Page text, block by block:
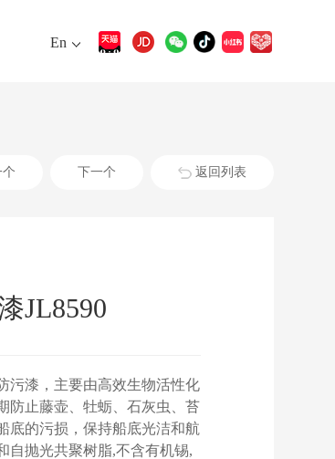
En
下一个 返回列表
JL8590
污漆，主要由高效生物活性化
防止藤壶、牡蛎、石灰虫、苔
底的污损，保持船底光洁和航
自抛光共聚树脂,不含有机锡,